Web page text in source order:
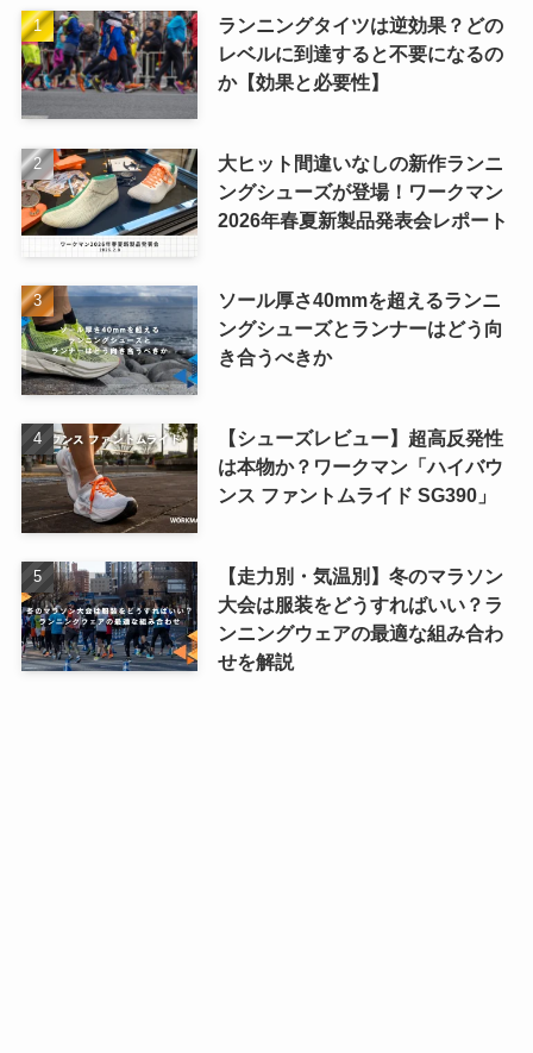
ランニングタイツは逆効果？どの
レベルに到達すると不要になるの
か【効果と必要性】
大ヒット間違いなしの新作ランニ
ングシューズが登場！ワークマン
2026年春夏新製品発表会レポート
ソール厚さ40mmを超えるランニ
ングシューズとランナーはどう向
き合うべきか
【シューズレビュー】超高反発性
は本物か？ワークマン「ハイバウ
ンス ファントムライド SG390」
【走力別・気温別】冬のマラソン
大会は服装をどうすればいい？ラ
ンニングウェアの最適な組み合わ
せを解説